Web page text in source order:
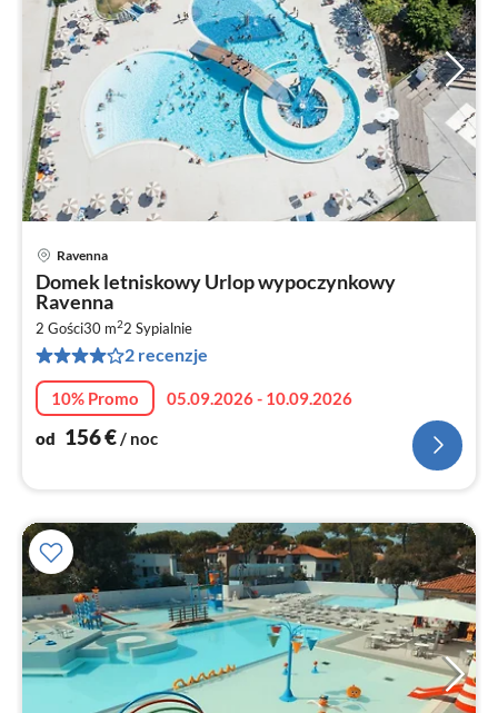
Ravenna
Domek letniskowy Urlop wypoczynkowy
Ravenna
2 Gości30 m22 Sypialnie
2 recenzje
10% Promo
05.09.2026 - 10.09.2026
od 156€ / noc